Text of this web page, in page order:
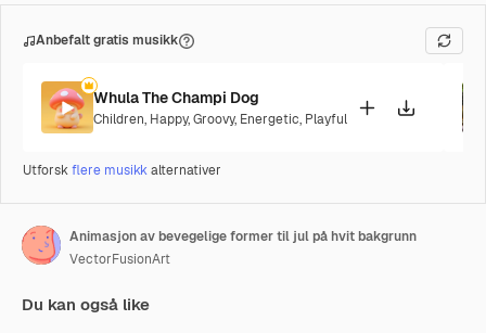
Anbefalt gratis musikk
Whula The Champi Dog
Children, Happy,Groovy, Energetic, Playful
Utforskflere musikkalternativer
Animasjon av bevegelige former til jul på hvit bakgrunn
VectorFusionArt
Du kan også like